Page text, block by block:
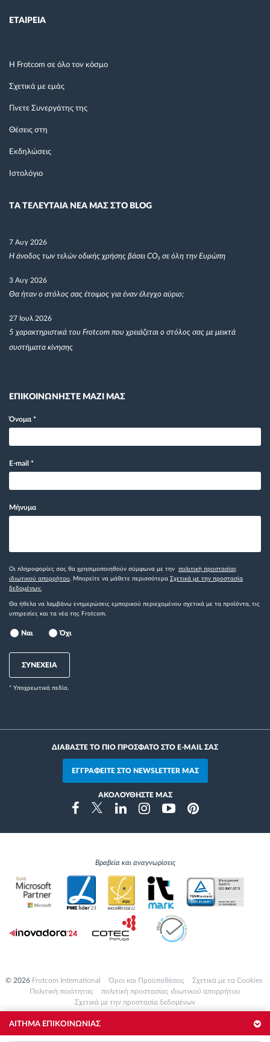
ΑΙΤΗΜΑ ΕΠΙΚΟΙΝΩΝΙΑΣ
ΕΤΑΙΡΕΙΑ
Η Frotcom σε όλο τον κόσμο
Σχετικά με εμάς
Γίνετε Συνεργάτης της
Θέσεις στη
Εκδηλώσεις
Ιστολόγιο
TΑ ΤΕΛΕΥΤΑΙΑ ΝΕΑ ΜΑΣ ΣΤΟ BLOG
7 Αυγ 2026
Η άνοδος των τελών οδικής χρήσης βάσει CO₂ σε όλη την Ευρώπη
3 Αυγ 2026
Θα ήταν ο στόλος σας έτοιμος για έναν έλεγχο αύριο;
27 Ιουλ 2026
5 χαρακτηριστικά του Frotcom που χρειάζεται ο στόλος σας με μεικτά
συστήματα κίνησης
ΕΠΙΚΟΙΝΩΝΗΣΤΕ ΜΑΖΙ ΜΑΣ
Όνομα *
E-mail *
Μήνυμα
Οι πληροφορίες σας θα χρησιμοποιηθούν σύμφωνα με την πολιτική προστασίας
ιδιωτικού απορρήτου . Μπορείτε να μάθετε περισσότερα Σχετικά με την προστασία
δεδομένων.
Θα ήθελα να λαμβάνω ενημερώσεις εμπορικού περιεχομένου σχετικά με τα προϊόντα, τις
υπηρεσίες και τα νέα της Frotcom.
Ναι Όχι
ΣΥΝΕΧΕΙΑ
* Yποχρεωτικά πεδία.
ΔΙΑΒΑΣΤΕ ΤΟ ΠΙΟ ΠΡΟΣΦΑΤΟ ΣΤΟ E-MAIL ΣΑΣ
ΕΓΓΡΑΦΕΙΤΕ ΣΤΟ NEWSLETTER ΜΑΣ
ΑΚΟΛΟΥΘΗΣΤΕ ΜΑΣ
FacebookTwitterLinkedinInstragramYoutubePinterest
Βραβεία και αναγνωρίσεις
© 2026 Frotcom International Όροι και Προϋποθέσεις
Σχετικά με τα Cookies
Πολιτική ποιότητας
πολιτική προστασίας ιδιωτικού απορρήτου
Σχετικά με την προστασία δεδομένων